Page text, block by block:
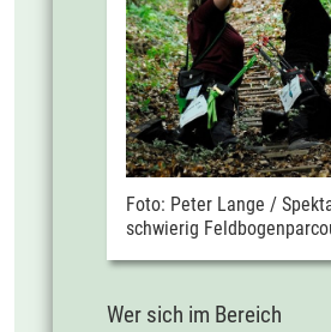
Foto: Peter Lange /
schwierig
Wer sich im Bereich